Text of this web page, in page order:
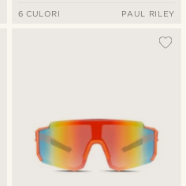
6 CULORI PAUL RILEY